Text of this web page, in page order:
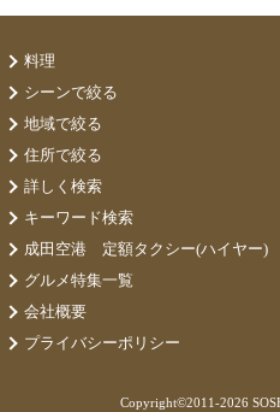
料理
シーンで絞る
地域で絞る
住所で絞る
詳しく検索
キーワード検索
成田空港 定額タクシー(ハイヤー)
グルメ特集一覧
会社概要
プライバシーポリシー
Copyright©2011-2026